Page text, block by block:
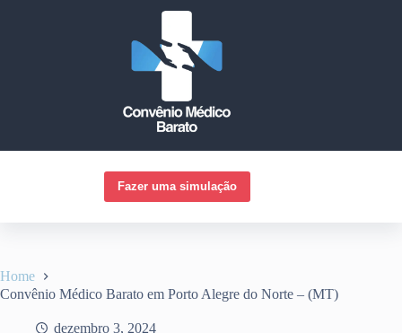
Fazer uma simulação
Home
Convênio Médico Barato em Porto Alegre do Norte – (MT)
dezembro 3, 2024